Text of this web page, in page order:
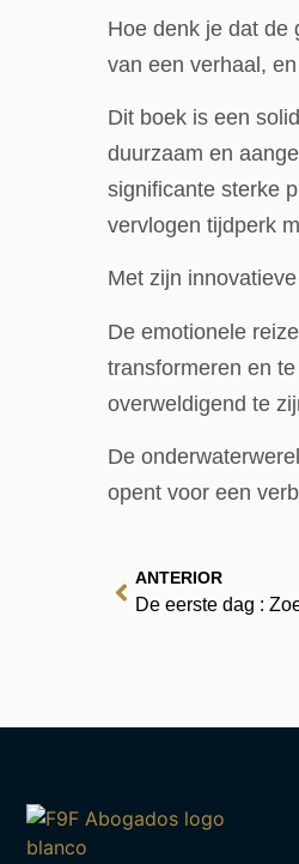
Hoe denk je dat de
van een verhaal,
Dit boek is een
duurzaam en
significante sterke
vervlogen tijdperk
Met zijn
De emotionele
transformeren en
overweldigend te
De
opent voor een
ANTERIOR
De eerste dag :